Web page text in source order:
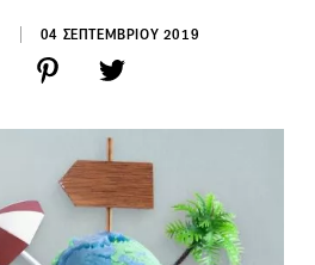
04 ΣΕΠΤΕΜΒΡΙΟΥ 2019